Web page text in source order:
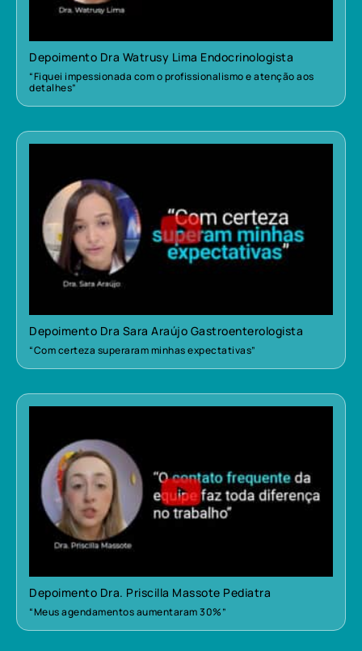
Depoimento Dra Watrusy Lima Endocrinologista
“Fiquei impessionada com o profissionalismo e atenção aos
detalhes”
Depoimento Dra Sara Araújo Gastroenterologista
“Com certeza superaram minhas expectativas”
Depoimento Dra. Priscilla Massote Pediatra
“Meus agendamentos aumentaram 30%”